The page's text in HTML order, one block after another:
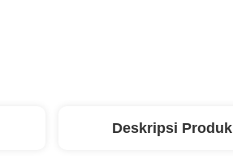
Deskripsi Produk